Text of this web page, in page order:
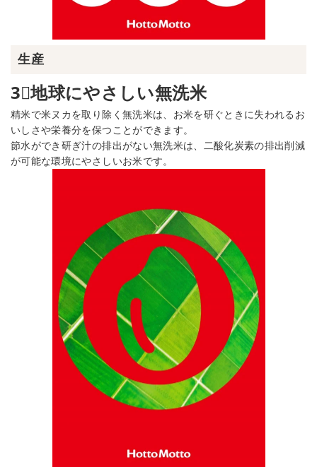
生産
3⃣地球にやさしい無洗米
精米で米ヌカを取り除く無洗米は、お米を研ぐときに失われるお
いしさや栄養分を保つことができます。
節水ができ研ぎ汁の排出がない無洗米は、二酸化炭素の排出削減
が可能な環境にやさしいお米です。